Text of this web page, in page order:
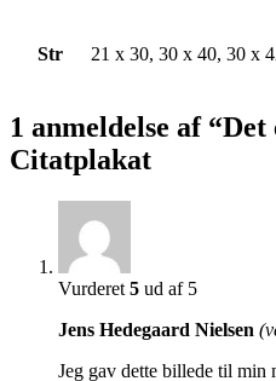
Str 21 x 30, 30 x 40, 30 x
1 anmeldelse af
Citatplakat
Vurderet 5 ud af 5
Jens Hedegaard Nielsen
Jeg gav dette billede til min